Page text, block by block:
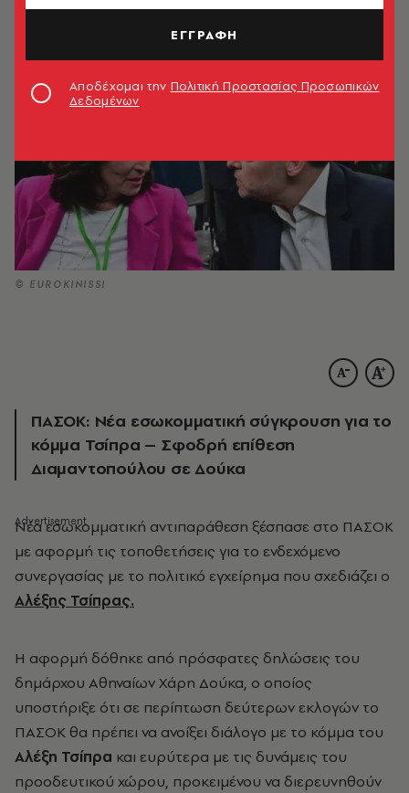
© EUROKINISSI
ΠΑΣΟΚ: Νέα εσωκομματική σύγκρουση για το
κόμμα Τσίπρα – Σφοδρή επίθεση
Διαμαντοπούλου σε Δούκα
Νέα εσωκομματική αντιπαράθεση ξέσπασε στο ΠΑΣΟΚ
με αφορμή τις τοποθετήσεις για το ενδεχόμενο
συνεργασίας με το πολιτικό εγχείρημα που σχεδιάζει ο
Αλέξης Τσίπρας.
Η αφορμή δόθηκε από πρόσφατες δηλώσεις του
δημάρχου Αθηναίων Χάρη Δούκα, ο οποίος
υποστήριξε ότι σε περίπτωση δεύτερων εκλογών το
ΠΑΣΟΚ θα πρέπει να ανοίξει διάλογο με το κόμμα του
Αλέξη Τσίπρα και ευρύτερα με τις δυνάμεις του
προοδευτικού χώρου, προκειμένου να διερευνηθούν
ΕΓΓΡΑΦΗ
Αποδέχομαι την Πολιτική Προστασίας Προσωπικών
Δεδομένων